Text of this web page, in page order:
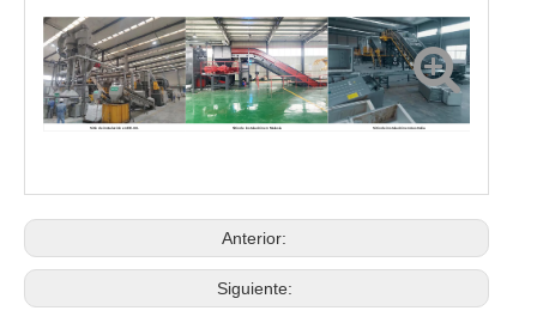
Sitio de instalación en EE. UU. Sitio de instalación en Malasia Sitio de instalación en Australia
Anterior:
Siguiente: